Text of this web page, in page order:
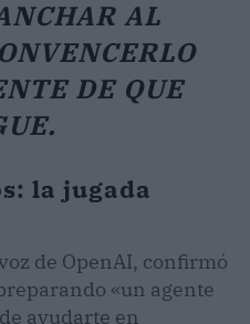
AL
DE QUE
la jugada
de OpenAI, confirmó
«un agente
ayudarte en